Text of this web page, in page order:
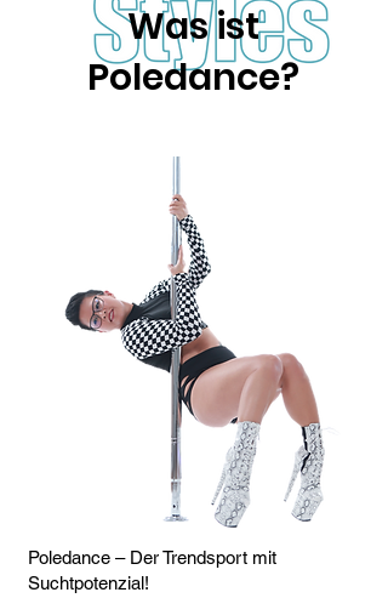
Was ist
Poledance?
Poledance – Der Trendsport mit
Suchtpotenzial!